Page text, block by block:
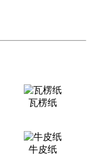
瓦楞纸
牛皮纸